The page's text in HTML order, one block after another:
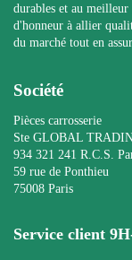
durables et au
d'honneur à allier
du marché tout en
Société
Pièces carrosserie
Ste GLOBAL
934 321 241 R.C.S.
59 rue de Ponthieu
75008 Paris
Service client